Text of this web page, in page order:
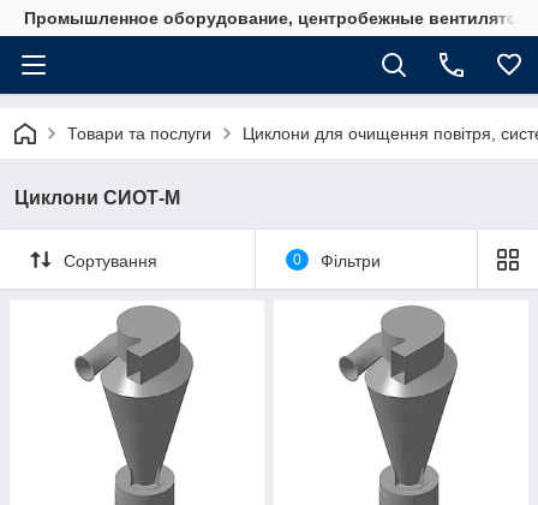
Промышленное оборудование, центробежные
Товари та послуги Циклони для очищення повітря,
Циклони СИОТ-М
Сортування 0 Фільтри